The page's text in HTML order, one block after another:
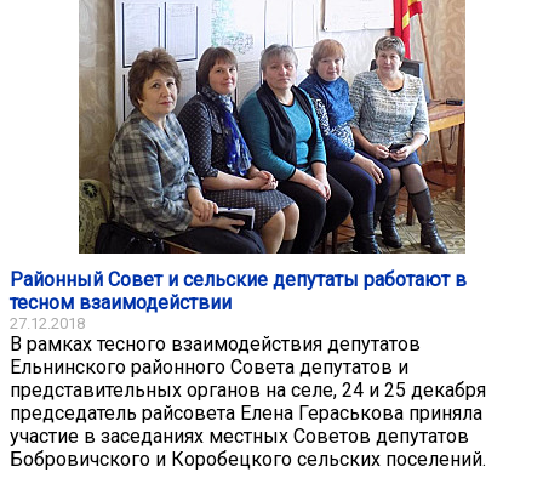
Районный Совет и сельские депутаты работают в
тесном взаимодействии
27.12.2018
В рамках тесного взаимодействия депутатов
Ельнинского районного Совета депутатов и
представительных органов на селе, 24 и 25 декабря
председатель райсовета Елена Гераськова приняла
участие в заседаниях местных Советов депутатов
Бобровичского и Коробецкого сельских поселений.